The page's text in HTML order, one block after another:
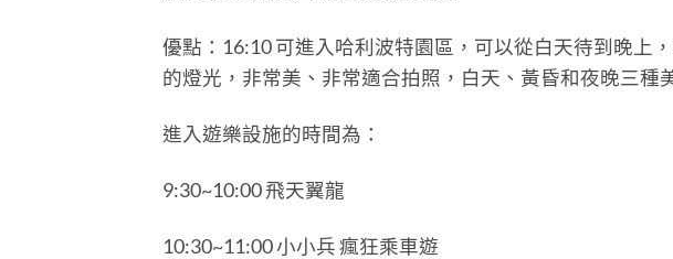
優點：16:10 可進入哈利波特園區，可以從白天待到晚上
的燈光，非常美、非常適合拍照，白天、黃昏和夜晚三種
進入遊樂設施的時間為：
9:30~10:00 飛天翼龍
10:30~11:00 小小兵 瘋狂乘車遊